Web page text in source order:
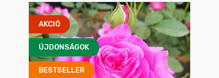
AKCIÓ
ÚJDONSÁGOK
BESTSELLER